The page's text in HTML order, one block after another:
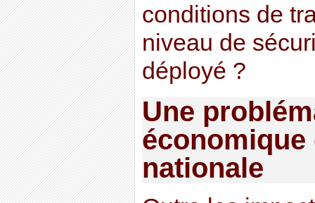
conditions de
niveau de
déployé ?
Une
économique
nationale